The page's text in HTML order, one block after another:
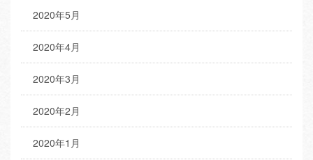
2020年5月
2020年4月
2020年3月
2020年2月
2020年1月